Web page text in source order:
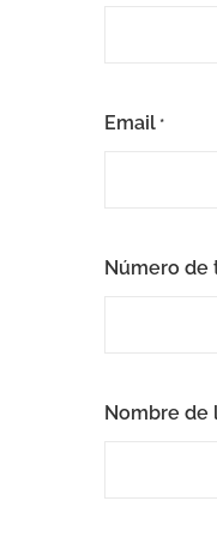
Email *
Número de
Nombre de